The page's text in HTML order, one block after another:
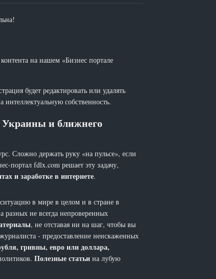
на нашем «Бизнес портале
будет редактировать или удалять
собственность.
Украины и ближнего
Сложно держать руку «на пульсе», если
портал fdlx.com решает эту задачу,
и заработке в интернете.
в мире в целом и в стране в
не всегда непроверенных
, не отставая ни на шаг, чтобы вы
- предоставление неискаженных
гривны, евро или доллара,
Полезные статьи на лубую